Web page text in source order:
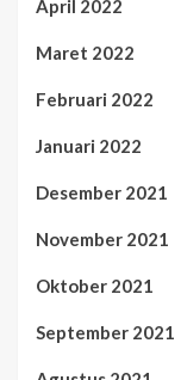
April 2022
Maret 2022
Februari 2022
Januari 2022
Desember 2021
November 2021
Oktober 2021
September 2021